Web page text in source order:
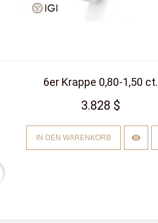
6er Krappe 0,80-1,50 ct.
3.828 $
IN DEN WARENKORB